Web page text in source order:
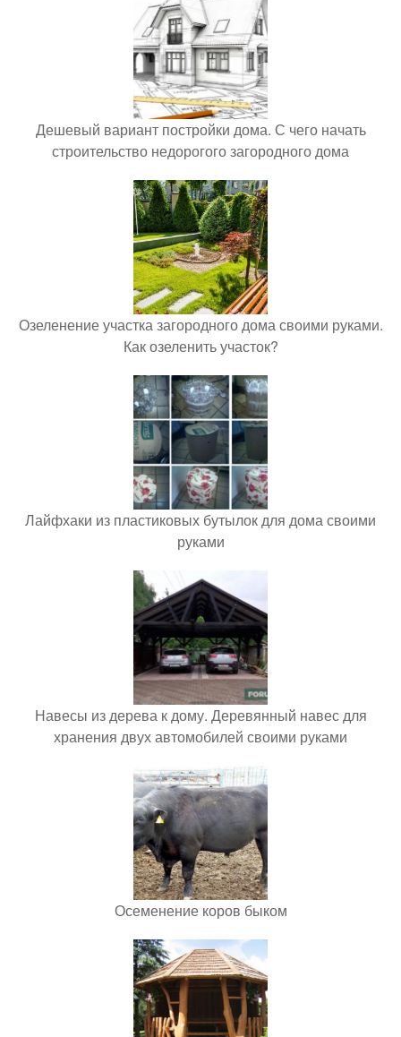
Дешевый вариант постройки дома. С чего начать
строительство недорогого загородного дома
Озеленение участка загородного дома своими руками.
Как озеленить участок?
Лайфхаки из пластиковых бутылок для дома своими
руками
Навесы из дерева к дому. Деревянный навес для
хранения двух автомобилей своими руками
Осеменение коров быком